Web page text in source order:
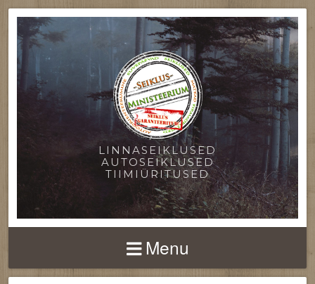
LINNASEIKLUSED
AUTOSEIKLUSED
TIIMIÜRITUSED
Menu